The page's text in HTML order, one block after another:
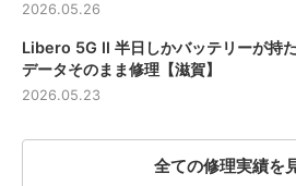
2026.05.26
Libero 5G Ⅱ 半日しかバッテリーが持
データそのまま修理【滋賀】
2026.05.23
全ての修理実績を